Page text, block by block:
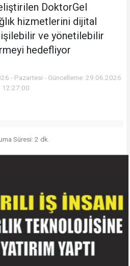
DoktorGel
hizmetlerini dijital
ve yönetilebilir
hedefliyor
- Pazartesi - Güncelleme: 29.06.2026
12:27:00
Süresi: 2 dk.